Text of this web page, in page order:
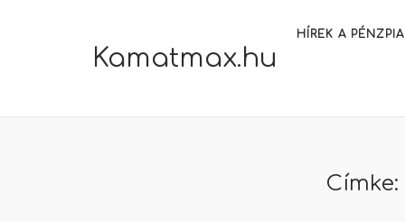
Kamatmax.hu
HÍREK A
Címke: